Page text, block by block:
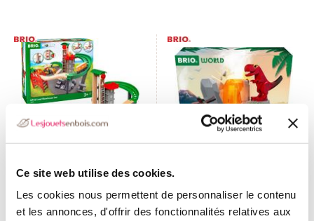
Ce site web utilise des cookies.
Les cookies nous permettent de personnaliser le contenu
et les annonces, d'offrir des fonctionnalités relatives aux
Grand Circuit Plateforme
Multimodale
104,90 € TTC
Éruption
45,90 €TTC